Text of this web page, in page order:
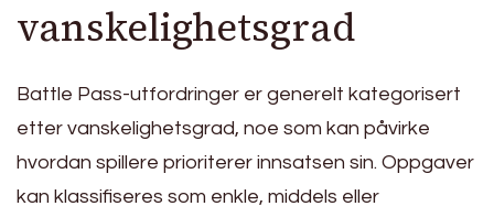
vanskelighetsgrad
Battle Pass-utfordringer er generelt kategorisert
etter vanskelighetsgrad, noe som kan påvirke
hvordan spillere prioriterer innsatsen sin. Oppgaver
kan klassifiseres som enkle, middels eller